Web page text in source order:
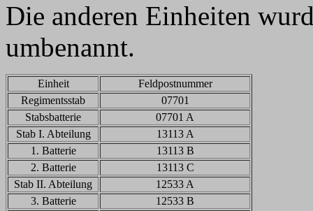
Die anderen Einheiten
umbenannt.
Einheit
Feldpostnummer
Regimentsstab
07701
Stabsbatterie
07701 A
Stab I. Abteilung
13113 A
1. Batterie
13113 B
2. Batterie
13113 C
Stab II. Abteilung
12533 A
3. Batterie
12533 B